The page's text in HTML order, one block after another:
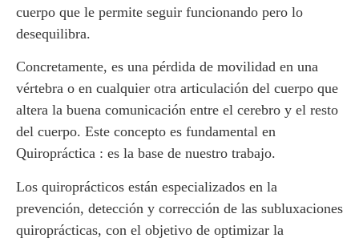
cuerpo que le permite seguir funcionando pero lo
desequilibra.
Concretamente, es una pérdida de movilidad en una
vértebra o en cualquier otra articulación del cuerpo que
altera la buena comunicación entre el cerebro y el resto
del cuerpo. Este concepto es fundamental en
Quiropráctica : es la base de nuestro trabajo.
Los quiroprácticos están especializados en la
prevención, detección y corrección de las subluxaciones
quiroprácticas, con el objetivo de optimizar la